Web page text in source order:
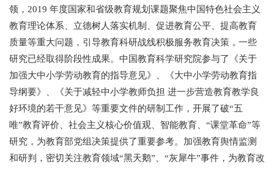
领，2019 年度国家和省级教育规划课题聚焦中国特色社会主义
教育理论体系、立德树人落实机制、促进教育公平、提高教育
质量等重大问题，引导教育科研战线积极服务教育决策，一些
研究已经取得阶段性成果。中国教育科学研究院参与了《关于
加强大中小学劳动教育的指导意见》、《大中小学劳动教育指
导纲要》、《关于减轻中小学教师负担 进一步营造教育教学良
好环境的若干意见》等重要文件的研制工作，开展了破“五
唯”教育评价、社会主义核心价值观、智能教育、“课堂革命”等
研究，为教育部党组决策提供了重要参考。加强教育舆情监测
和研判，密切关注教育领域“黑天鹅”、“灰犀牛”事件，为教育改